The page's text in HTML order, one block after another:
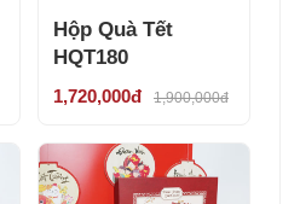
Hộp Quà Tết
HQT180
1,720,000đ 1,900,000đ